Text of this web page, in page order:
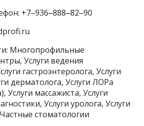
+7‒936‒888‒82‒90
Многопрофильные
Услуги ведения
гастроэнтеролога, Услуги
дерматолога, Услуги ЛОРа
Услуги массажиста, Услуги
Услуги уролога, Услуги
стоматологии